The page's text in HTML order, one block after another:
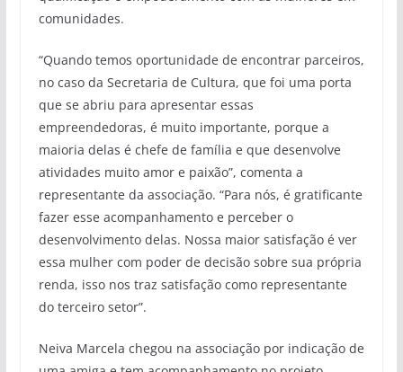
comunidades.
“Quando temos oportunidade de encontrar parceiros,
no caso da Secretaria de Cultura, que foi uma porta
que se abriu para apresentar essas
empreendedoras, é muito importante, porque a
maioria delas é chefe de família e que desenvolve
atividades muito amor e paixão”, comenta a
representante da associação. “Para nós, é gratificante
fazer esse acompanhamento e perceber o
desenvolvimento delas. Nossa maior satisfação é ver
essa mulher com poder de decisão sobre sua própria
renda, isso nos traz satisfação como representante
do terceiro setor”.
Neiva Marcela chegou na associação por indicação de